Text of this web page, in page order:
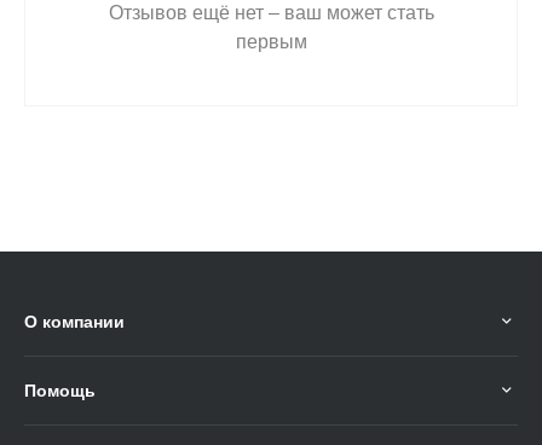
Отзывов ещё нет – ваш может стать
первым
О компании
Помощь